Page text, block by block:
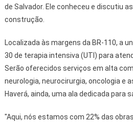
de Salvador. Ele conheceu e discutiu
construção.
Localizada às margens da BR-110, a
30 de terapia intensiva (UTI) para
Serão oferecidos serviços em alta
neurologia, neurocirurgia, oncologia e
Haverá, ainda, uma ala dedicada para
"Aqui, nós estamos com 22% das